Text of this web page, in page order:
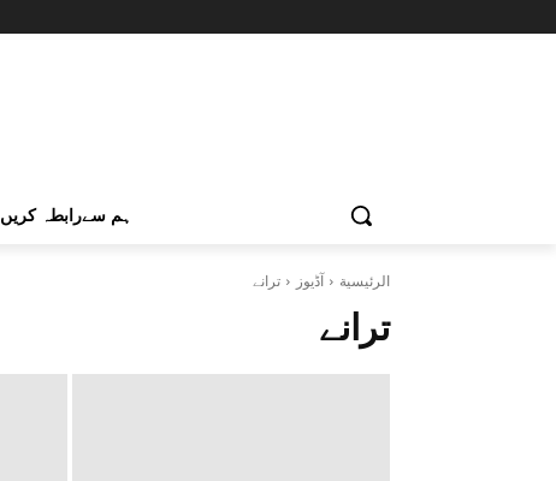
ہم سےرابطہ کریں
الرئيسية آڈیوز ترانے
ترانے